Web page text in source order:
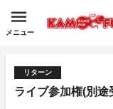
メニュー
リターン
ライブ参加権(別